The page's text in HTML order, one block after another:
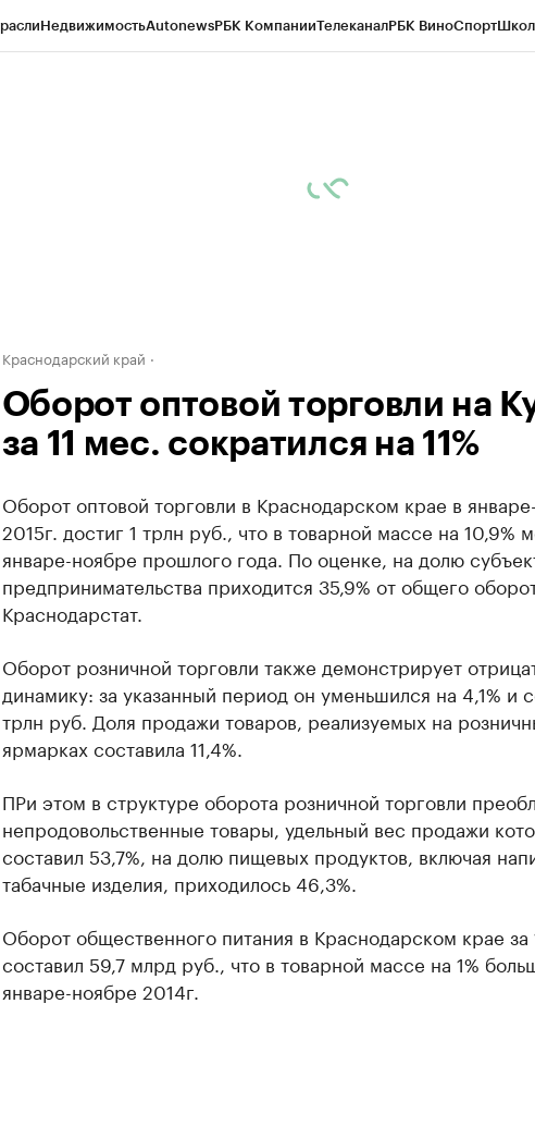
НедвижимостьAutonewsРБК КомпанииТелеканалРБК ВиноСпорт
Краснодарский край
Оборот оптовой торговли на
за 11 мес. сократился на 11%
Оборот оптовой торговли в Краснодарском крае в
2015г. достиг 1 трлн руб., что в товарной массе на 10,9%
январе-ноябре прошлого года. По оценке, на долю
предпринимательства приходится 35,9% от общего
Краснодарстат.
Оборот розничной торговли также демонстрирует
динамику: за указанный период он уменьшился на 4,1% и
трлн руб. Доля продажи товаров, реализуемых на
ярмарках составила 11,4%.
ПРи этом в структуре оборота розничной торговли
непродовольственные товары, удельный вес продажи
составил 53,7%, на долю пищевых продуктов, включая
табачные изделия, приходилось 46,3%.
Оборот общественного питания в Краснодарском крае за
составил 59,7 млрд руб., что в товарной массе на 1%
январе-ноябре 2014г.